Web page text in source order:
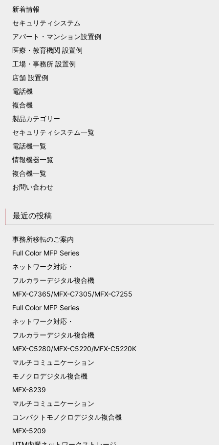
新着情報
セキュリティシステム
アパート・マンション設置例
医療・教育機関 設置例
工場・事務所 設置例
店舗 設置例
電話機
複合機
製品カテゴリー
セキュリティシステム一覧
電話機一覧
情報機器一覧
複合機一覧
お問い合わせ
最近の投稿
事務所移転のご案内
Full Color MFP Series
ネットワーク対応・
フルカラーデジタル複合機
MFX-C7365/MFX-C7305/MFX-C7255
Full Color MFP Series
ネットワーク対応・
フルカラーデジタル複合機
MFX-C5280/MFX-C5220/MFX-C5220K
マルチコミュニケーション
モノクロデジタル複合機
MFX-8239
マルチコミュニケーション
コンパクトモノクロデジタル複合機
MFX-5209